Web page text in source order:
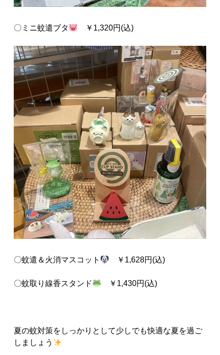
〇ミニ蚊遣ブタ ￥1,320円(込)
〇蚊遣＆火消マスコット ￥1,628円(込)
〇蚊取り線香スタンド ￥1,430円(込)
夏の蚊対策をしっかりとして少しでも快適な夏を過ご
しましょう